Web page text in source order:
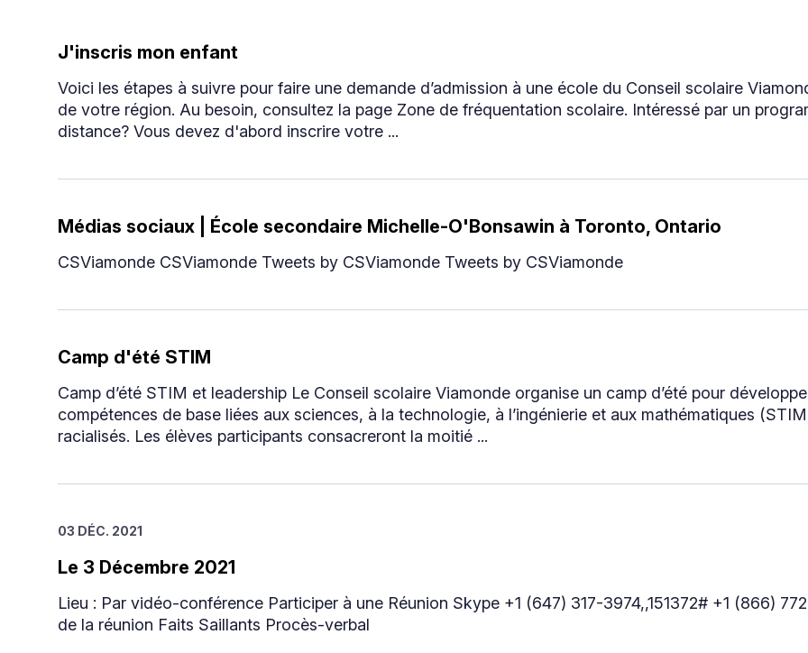
J'inscris mon enfant
Voici les étapes à suivre pour faire une demande d’admission à une école du Conseil scolaire
de votre région. Au besoin, consultez la page Zone de fréquentation scolaire. Intéressé par un
distance? Vous devez d'abord inscrire votre ...
Médias sociaux | École secondaire Michelle-O'Bonsawin à Toronto, Ontario
CSViamonde CSViamonde Tweets by CSViamonde Tweets by CSViamonde
Camp d'été STIM
Camp d’été STIM et leadership Le Conseil scolaire Viamonde organise un camp d’été pour
compétences de base liées aux sciences, à la technologie, à l’ingénierie et aux mathématiques
racialisés. Les élèves participants consacreront la moitié ...
03 DÉC. 2021
Le 3 Décembre 2021
Lieu : Par vidéo-conférence Participer à une Réunion Skype +1 (647) 317-3974,,151372# +1 (866)
de la réunion Faits Saillants Procès-verbal